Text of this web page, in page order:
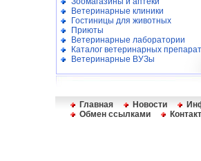
Ветеринарные клиники
Гостиницы для животных
Приюты
Ветеринарные лаборатории
Каталог ветеринарных
Ветеринарные ВУЗы
Главная Новости
Обмен ссылками